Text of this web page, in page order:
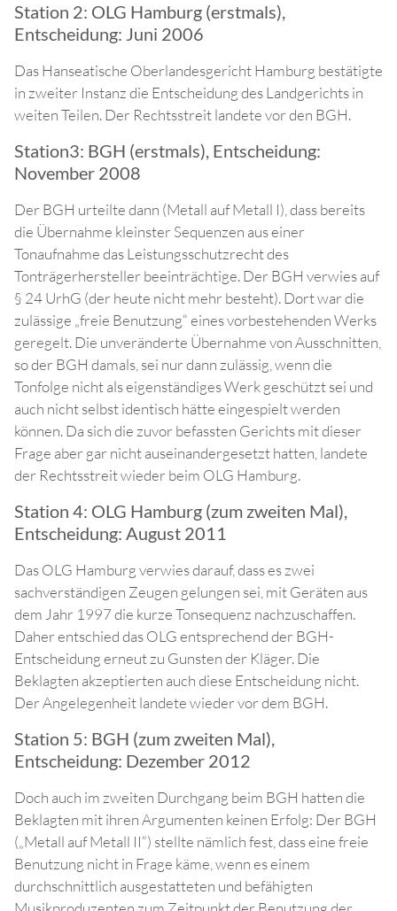
Station 2: OLG Hamburg (erstmals),
Entscheidung: Juni 2006
Das Hanseatische Oberlandesgericht Hamburg bestätigte
in zweiter Instanz die Entscheidung des Landgerichts in
weiten Teilen. Der Rechtsstreit landete vor den BGH.
Station3: BGH (erstmals), Entscheidung:
November 2008
Der BGH urteilte dann (Metall auf Metall I), dass bereits
die Übernahme kleinster Sequenzen aus einer
Tonaufnahme das Leistungsschutzrecht des
Tonträgerhersteller beeinträchtige. Der BGH verwies auf
§ 24 UrhG (der heute nicht mehr besteht). Dort war die
zulässige „freie Benutzung“ eines vorbestehenden Werks
geregelt. Die unveränderte Übernahme von Ausschnitten,
so der BGH damals, sei nur dann zulässig, wenn die
Tonfolge nicht als eigenständiges Werk geschützt sei und
auch nicht selbst identisch hätte eingespielt werden
können. Da sich die zuvor befassten Gerichts mit dieser
Frage aber gar nicht auseinandergesetzt hatten, landete
der Rechtsstreit wieder beim OLG Hamburg.
Station 4: OLG Hamburg (zum zweiten Mal),
Entscheidung: August 2011
Das OLG Hamburg verwies darauf, dass es zwei
sachverständigen Zeugen gelungen sei, mit Geräten aus
dem Jahr 1997 die kurze Tonsequenz nachzuschaffen.
Daher entschied das OLG entsprechend der BGH-
Entscheidung erneut zu Gunsten der Kläger. Die
Beklagten akzeptierten auch diese Entscheidung nicht.
Der Angelegenheit landete wieder vor dem BGH.
Station 5: BGH (zum zweiten Mal),
Entscheidung: Dezember 2012
Doch auch im zweiten Durchgang beim BGH hatten die
Beklagten mit ihren Argumenten keinen Erfolg: Der BGH
(„Metall auf Metall II“) stellte nämlich fest, dass eine freie
Benutzung nicht in Frage käme, wenn es einem
durchschnittlich ausgestatteten und befähigten